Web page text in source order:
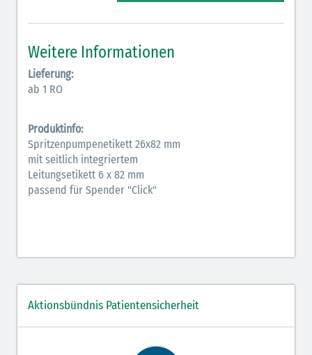
Bronchodilatatoren (blau-braun)
Hormone (braun-beige)
Hormone Insulin (braun-gelb)
Weitere Informationen
Lieferung:
ab 1 RO
Produktinfo:
Spritzenpumpenetikett 26x82 mm
mit seitlich integriertem
Leitungsetikett 6 x 82 mm
passend für Spender "Click"
Aktionsbündnis Patientensicherheit